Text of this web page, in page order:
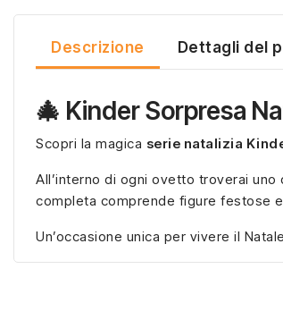
Descrizione Dettagli del
🎄 Kinder Sorpresa
Scopri la magica serie natalizia
All’interno di ogni ovetto troverai uno
completa comprende figure festose
Un’occasione unica per vivere il